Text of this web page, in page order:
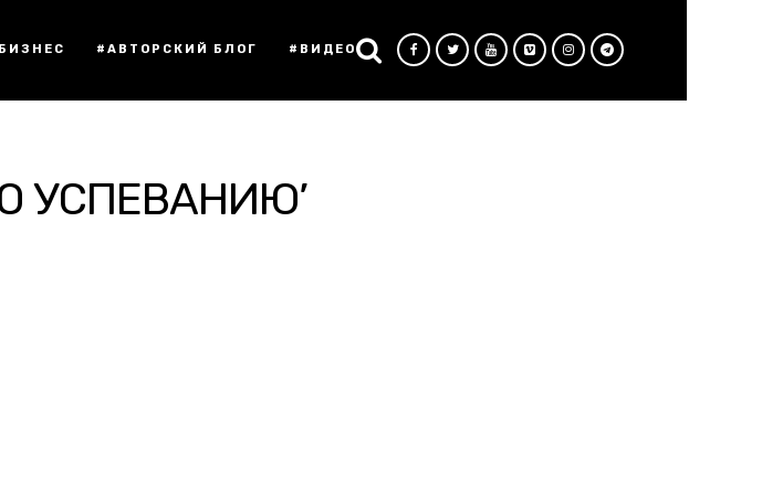
#АВТОРСКИЙ БЛОГ #ВИДЕО
УСПЕВАНИЮ’